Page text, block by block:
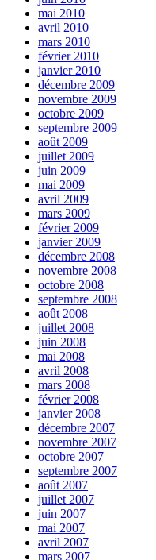
mai 2010
avril 2010
mars 2010
février 2010
janvier 2010
décembre 2009
novembre 2009
octobre 2009
septembre 2009
août 2009
juillet 2009
juin 2009
mai 2009
avril 2009
mars 2009
février 2009
janvier 2009
décembre 2008
novembre 2008
octobre 2008
septembre 2008
août 2008
juillet 2008
juin 2008
mai 2008
avril 2008
mars 2008
février 2008
janvier 2008
décembre 2007
novembre 2007
octobre 2007
septembre 2007
août 2007
juillet 2007
juin 2007
mai 2007
avril 2007
mars 2007